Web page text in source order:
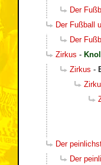
Der
Der Fußball
Der
Zirkus -
Zirkus -
Der
Der